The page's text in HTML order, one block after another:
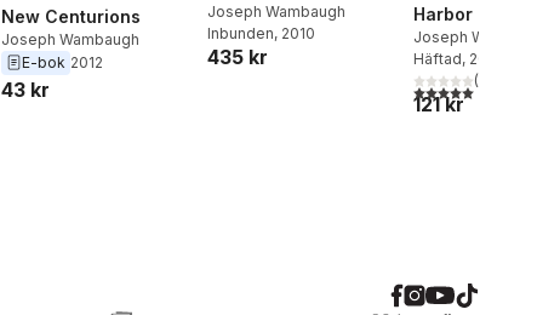
New Centurions
Joseph Wambaugh
E-bok 2012
43 kr
Joseph Wambaugh
Inbunden, 2010
435 kr
Harbor
Joseph
Häftad, 2012
5,0utav 5(
121 kr